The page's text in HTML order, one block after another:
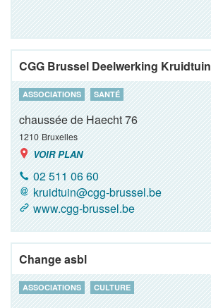
CGG Brussel Deelwerking Kruidtuin
ASSOCIATIONS SANTÉ
chaussée de Haecht 76
1210 Bruxelles
VOIR PLAN
02 511 06 60
kruidtuin@cgg-brussel.be
www.cgg-brussel.be
Change asbl
ASSOCIATIONS CULTURE